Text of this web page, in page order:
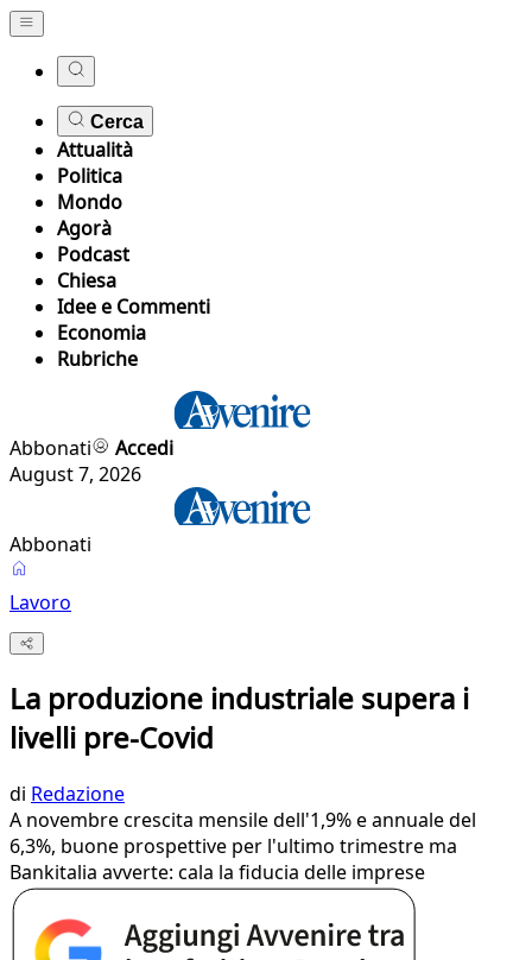
Cerca
Attualità
Politica
Mondo
Agorà
Podcast
Chiesa
Idee e Commenti
Economia
Rubriche
Abbonati
Accedi
August 7, 2026
Abbonati
Lavoro
La produzione industriale supera i
livelli pre-Covid
di Redazione
A novembre crescita mensile dell'1,9% e annuale del
6,3%, buone prospettive per l'ultimo trimestre ma
Bankitalia avverte: cala la fiducia delle imprese